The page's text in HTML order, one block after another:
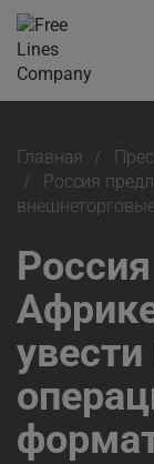
Главная
Россия